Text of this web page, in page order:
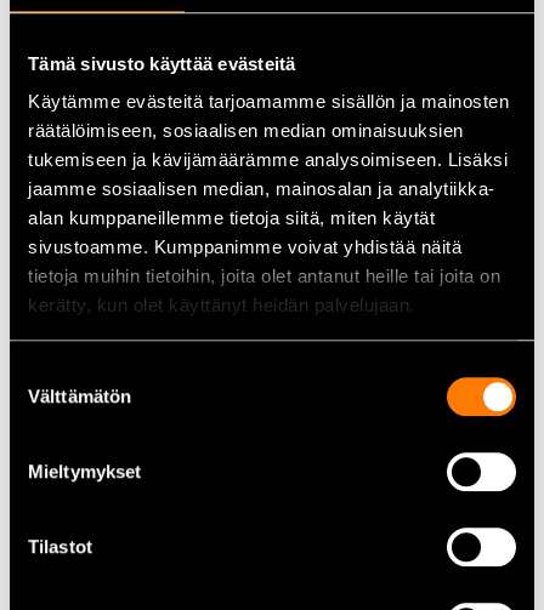
Tämä sivusto käyttää evästeitä
Käytämme evästeitä tarjoamamme sisällön ja mainosten
räätälöimiseen, sosiaalisen median ominaisuuksien
tukemiseen ja kävijämäärämme analysoimiseen. Lisäksi
jaamme sosiaalisen median, mainosalan ja analytiikka-
alan kumppaneillemme tietoja siitä, miten käytät
sivustoamme. Kumppanimme voivat yhdistää näitä
tietoja muihin tietoihin, joita olet antanut heille tai joita on
kerätty, kun olet käyttänyt heidän palvelujaan.
valinta
Välttämätön
Mieltymykset
Tilastot
kladdar inte
spridning
Tekniska data
500 ml
Färg: fluorescerande gul
Lämpliga ytor:betong, asfalt, jord, trä, plast m.m.
Användning:markeringar, linjedragning, lager,
byggarbetsplatser m.m.
Markeringar och varningsområden på byggarbetsplatser
terrängområden
Trädgårds- och gårdsarbete för utmärkning av platser